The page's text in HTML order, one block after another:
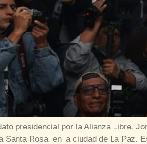
presidencial por la Alianza Libre,
Santa Rosa, en la ciudad de La Paz.